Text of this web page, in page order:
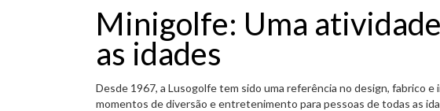
Minigolfe: Uma
as idades
Desde 1967, a Lusogolfe tem sido uma referência no design, fabrico
momentos de diversão e entretenimento para pessoas de todas as